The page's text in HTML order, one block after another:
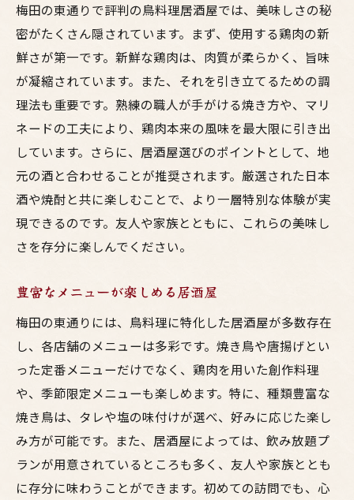
梅田の東通りで評判の鳥料理居酒屋では、美味しさの秘
密がたくさん隠されています。まず、使用する鶏肉の新
鮮さが第一です。新鮮な鶏肉は、肉質が柔らかく、旨味
が凝縮されています。また、それを引き立てるための調
理法も重要です。熟練の職人が手がける焼き方や、マリ
ネードの工夫により、鶏肉本来の風味を最大限に引き出
しています。さらに、居酒屋選びのポイントとして、地
元の酒と合わせることが推奨されます。厳選された日本
酒や焼酎と共に楽しむことで、より一層特別な体験が実
現できるのです。友人や家族とともに、これらの美味し
さを存分に楽しんでください。
豊富なメニューが楽しめる居酒屋
梅田の東通りには、鳥料理に特化した居酒屋が多数存在
し、各店舗のメニューは多彩です。焼き鳥や唐揚げとい
った定番メニューだけでなく、鶏肉を用いた創作料理
や、季節限定メニューも楽しめます。特に、種類豊富な
焼き鳥は、タレや塩の味付けが選べ、好みに応じた楽し
み方が可能です。また、居酒屋によっては、飲み放題プ
ランが用意されているところも多く、友人や家族ととも
に存分に味わうことができます。初めての訪問でも、心